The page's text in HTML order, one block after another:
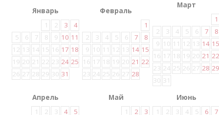
Январь
1
2 3
4
5
6 7 8 9 10 11
12 13 14 15 16 17 18
19 20 21 22 23 24 25
26 27 28 29 30 31
Февраль
1
2
3 4 5 6 7
8
9 10 11 12 13 14 15
16 17 18 19 20 21 22
23 24 25 26 27 28
Март
1
2
3 4 5 6 7
8
9 10 11 12 13 14 15
16 17 18 19 20 21 22
23 24 25 26 27 28 29
30 31
Апрель
1
2 3 4
5
Май
1
2
3
Июнь
1
2 3 4 5 6
7